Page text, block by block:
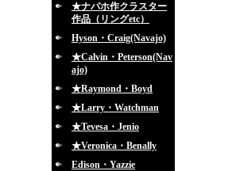
★ナバホ作クラスター
作品（リングetc）
Hyson・Craig(Navajo)
★Calvin・Peterson(Nav
ajo)
★Raymond・Boyd
★Larry・Watchman
★Tevesa・Jenio
★Veronica・Benally
Edison・Yazzie